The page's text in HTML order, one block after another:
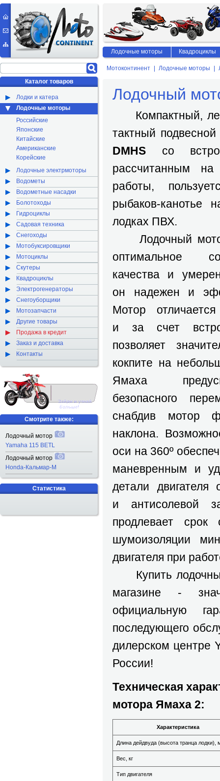
Мотоконтинент Лодочные моторы
Лодочный
Компактный,
тактный
DMHS со
рассчитанным
работы,
рыбаков-канотье
лодках ПВХ.
Лодочный
оптимальное
качества и
он надежен и
Мотор
и за счет
позволяет
кокпите на
Ямаха
безопасного
снабдив мотор
наклона.
оси на 360º
маневренным и
детали двигателя
и антисолевой
продлевает
шумоизоляции
двигателя при
Купить
магазине -
официальную
последующего
дилерском центре
Роcсии!
Техническая
мотора Ямаха 2:
Характеристика
Длина дейдвуда (высота транца лодки),
Вес, кг
Тип двигателя
Каталог товаров
Лодки и катера
Лодочные моторы
Российские
Японские
Китайские
Американские
Корейские
Лодочные электрмоторы
Водометы
Водометные насадки
Болотоходы
Гидроциклы
Садовая техника
Снегоходы
Мотобуксировщики
Мотоциклы
Скутеры
Квадроциклы
Электрогенераторы
Снегоуборщики
Мотозапчасти
Другие товары
Продажа в кредит
Заказ и доставка
Контакты
Смотрите также:
Лодочный мотор
Yamaha 115 BETL
Лодочный мотор
Honda-Кальмар-М
Статистика
Лодочные моторы Квадроциклы